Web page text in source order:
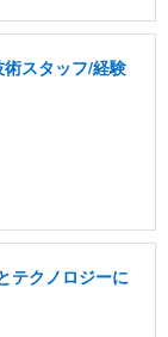
スタッフ/経験
テクノロジーに